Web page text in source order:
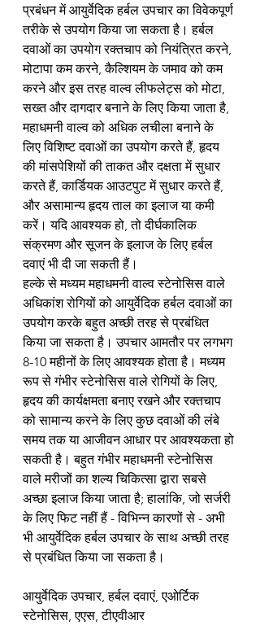
प्रबंधन में आयुर्वेदिक हर्बल उपचार का विवेकपूर्ण
तरीके से उपयोग किया जा सकता है। हर्बल
दवाओं का उपयोग रक्तचाप को नियंत्रित करने,
मोटापा कम करने, कैल्शियम के जमाव को कम
करने और इस तरह वाल्व लीफलेट्स को मोटा,
सख्त और दागदार बनाने के लिए किया जाता है,
महाधमनी वाल्व को अधिक लचीला बनाने के
लिए विशिष्ट दवाओं का उपयोग करते हैं, हृदय
की मांसपेशियों की ताकत और दक्षता में सुधार
करते हैं, कार्डियक आउटपुट में सुधार करते हैं,
और असामान्य हृदय ताल का इलाज या कमी
करें। यदि आवश्यक हो, तो दीर्घकालिक
संक्रमण और सूजन के इलाज के लिए हर्बल
दवाएं भी दी जा सकती हैं।
हल्के से मध्यम महाधमनी वाल्व स्टेनोसिस वाले
अधिकांश रोगियों को आयुर्वेदिक हर्बल दवाओं का
उपयोग करके बहुत अच्छी तरह से प्रबंधित
किया जा सकता है। उपचार आमतौर पर लगभग
8-10 महीनों के लिए आवश्यक होता है। मध्यम
रूप से गंभीर स्टेनोसिस वाले रोगियों के लिए,
हृदय की कार्यक्षमता बनाए रखने और रक्तचाप
को सामान्य करने के लिए कुछ दवाओं की लंबे
समय तक या आजीवन आधार पर आवश्यकता हो
सकती है। बहुत गंभीर महाधमनी स्टेनोसिस
वाले मरीजों का शल्य चिकित्सा द्वारा सबसे
अच्छा इलाज किया जाता है; हालांकि, जो सर्जरी
के लिए फिट नहीं हैं - विभिन्न कारणों से - अभी
भी आयुर्वेदिक हर्बल उपचार के साथ अच्छी तरह
से प्रबंधित किया जा सकता है।
आयुर्वेदिक उपचार, हर्बल दवाएं, एओर्टिक
स्टेनोसिस, एएस, टीएवीआर